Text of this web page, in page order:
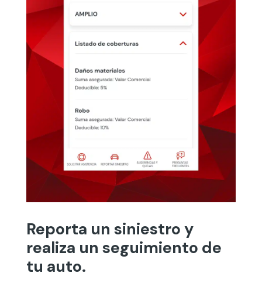
Reporta un siniestro y
realiza un seguimiento de
tu auto.